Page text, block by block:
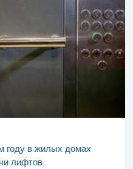
году в жилых домах
лифтов